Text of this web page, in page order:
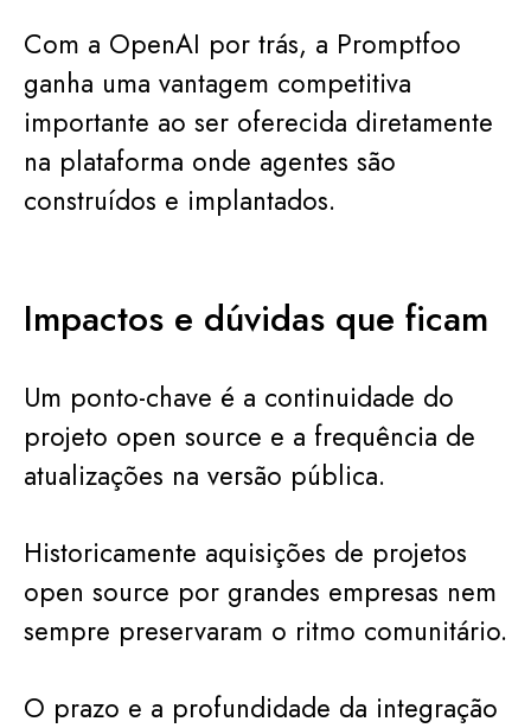
Com a OpenAI por trás, a Promptfoo
ganha uma vantagem competitiva
importante ao ser oferecida diretamente
na plataforma onde agentes são
construídos e implantados.
Impactos e dúvidas que ficam
Um ponto-chave é a continuidade do
projeto open source e a frequência de
atualizações na versão pública.
Historicamente aquisições de projetos
open source por grandes empresas nem
sempre preservaram o ritmo comunitário.
O prazo e a profundidade da integração